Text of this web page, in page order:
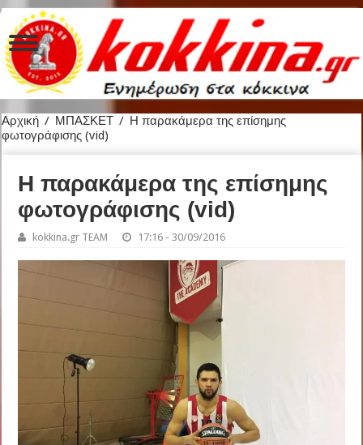
Αρχική / ΜΠΑΣΚΕΤ / Η παρακάμερα της επίσημης
φωτογράφισης (vid)
Η παρακάμερα της επίσημης
φωτογράφισης (vid)
kokkina.gr TEAM 17:16 - 30/09/2016